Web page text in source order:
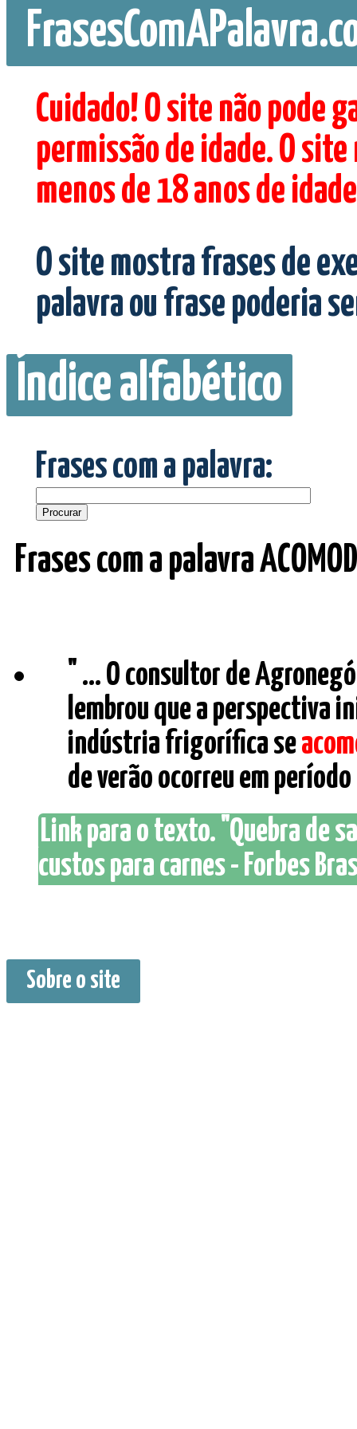
Cuidado! O site não pode
permissão de idade. O
menos de 18 anos de
O site mostra frases de
palavra ou frase poderia
Índice alfabético
Frases com a palavra:
Frases com a palavra
" ... O consultor de
lembrou que a perspectiva
indústria frigorífica se
de verão ocorreu em
Link para o texto. "Quebra de
custos para carnes - Forbes
Sobre o site